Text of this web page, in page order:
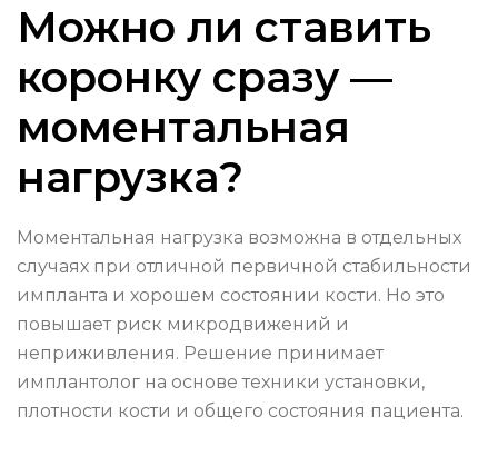
Можно ли ставить
коронку сразу —
моментальная
нагрузка?
Моментальная нагрузка возможна в отдельных
случаях при отличной первичной стабильности
импланта и хорошем состоянии кости. Но это
повышает риск микродвижений и
неприживления. Решение принимает
имплантолог на основе техники установки,
плотности кости и общего состояния пациента.